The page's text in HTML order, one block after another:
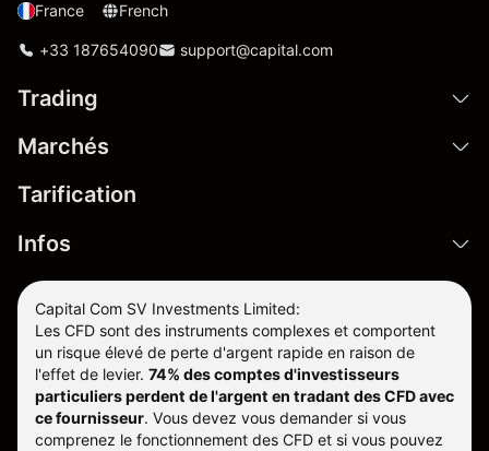
France French
+33 187654090 support@capital.com
Trading
Marchés
Tarification
Infos
Capital Com SV Investments Limited:
Les CFD sont des instruments complexes et comportent
un risque élevé de perte d'argent rapide en raison de
l'effet de levier. 74% des comptes d'investisseurs
particuliers perdent de l'argent en tradant des CFD avec
ce fournisseur. Vous devez vous demander si vous
comprenez le fonctionnement des CFD et si vous pouvez